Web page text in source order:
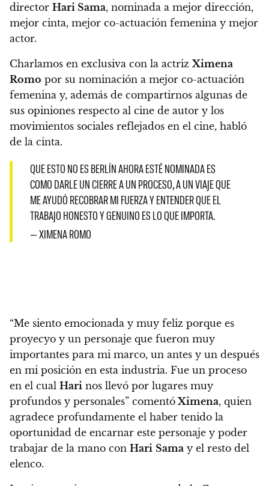
director Hari Sama, nominada a mejor dirección,
mejor cinta, mejor co-actuación femenina y mejor
actor.
Charlamos en exclusiva con la actriz Ximena
Romo por su nominación a mejor co-actuación
femenina y, además de compartirnos algunas de
sus opiniones respecto al cine de autor y los
movimientos sociales reflejados en el cine, habló
de la cinta.
QUE ESTO NO ES BERLÍN AHORA ESTÉ NOMINADA ES
COMO DARLE UN CIERRE A UN PROCESO, A UN VIAJE QUE
ME AYUDÓ RECOBRAR MI FUERZA Y ENTENDER QUE EL
TRABAJO HONESTO Y GENUINO ES LO QUE IMPORTA.
— XIMENA ROMO
“Me siento emocionada y muy feliz porque es
proyecyo y un personaje que fueron muy
importantes para mi marco, un antes y un después
en mi posición en esta industria. Fue un proceso
en el cual Hari nos llevó por lugares muy
profundos y personales” comentó Ximena, quien
agradece profundamente el haber tenido la
oportunidad de encarnar este personaje y poder
trabajar de la mano con Hari Sama y el resto del
elenco.